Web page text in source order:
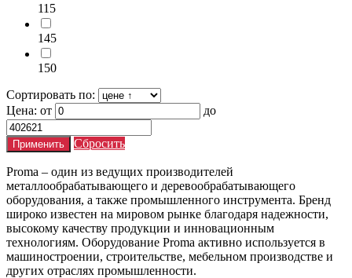
115
145
150
Сортировать по:
Цена: от до
Сбросить
Proma – один из ведущих производителей
металлообрабатывающего и деревообрабатывающего
оборудования, а также промышленного инструмента. Бренд
широко известен на мировом рынке благодаря надежности,
высокому качеству продукции и инновационным
технологиям. Оборудование Proma активно используется в
машиностроении, строительстве, мебельном производстве и
других отраслях промышленности.